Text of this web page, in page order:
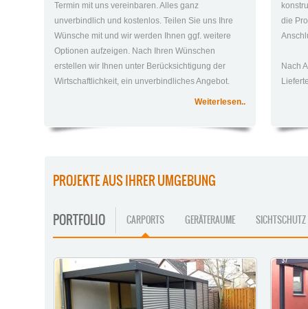
Termin mit uns vereinbaren. Alles ganz
unverbindlich und kostenlos. Teilen Sie uns Ihre
Wünsche mit und wir werden Ihnen ggf. weitere
Optionen aufzeigen. Nach Ihren Wünschen
erstellen wir Ihnen unter Berücksichtigung der
Wirtschaftlichkeit, ein unverbindliches Angebot.
Weiterlesen..
die
Nach
PROJEKTE AUS IHRER UMGEBUNG
PORTFOLIO CARPORTS GERÄTERAUME SICHTSCHUTZ